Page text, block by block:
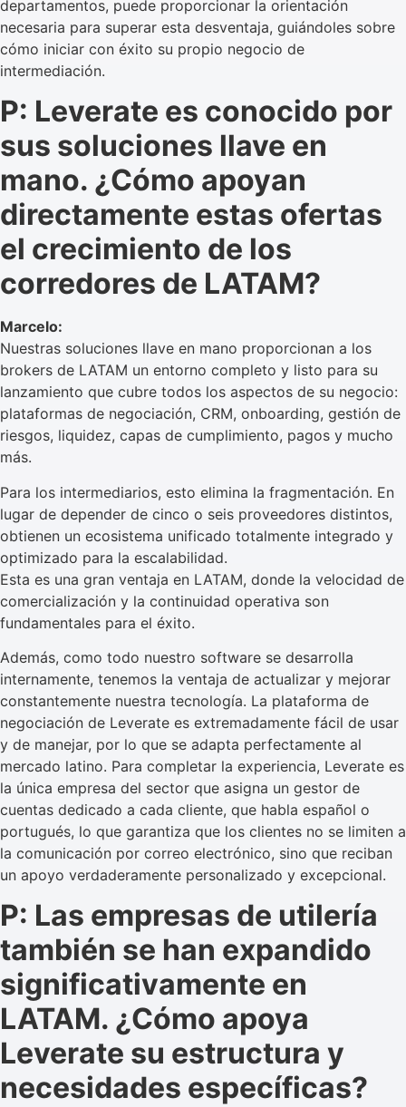
departamentos, puede proporcionar la orientación
necesaria para superar esta desventaja, guiándoles sobre
cómo iniciar con éxito su propio negocio de
intermediación.
P: Leverate es conocido por
sus soluciones llave en
mano. ¿Cómo apoyan
directamente estas ofertas
el crecimiento de los
corredores de LATAM?
Marcelo:
Nuestras soluciones llave en mano proporcionan a los
brokers de LATAM un entorno completo y listo para su
lanzamiento que cubre todos los aspectos de su negocio:
plataformas de negociación, CRM, onboarding, gestión de
riesgos, liquidez, capas de cumplimiento, pagos y mucho
más.
Para los intermediarios, esto elimina la fragmentación. En
lugar de depender de cinco o seis proveedores distintos,
obtienen un ecosistema unificado totalmente integrado y
optimizado para la escalabilidad.
Esta es una gran ventaja en LATAM, donde la velocidad de
comercialización y la continuidad operativa son
fundamentales para el éxito.
Además, como todo nuestro software se desarrolla
internamente, tenemos la ventaja de actualizar y mejorar
constantemente nuestra tecnología. La plataforma de
negociación de Leverate es extremadamente fácil de usar
y de manejar, por lo que se adapta perfectamente al
mercado latino. Para completar la experiencia, Leverate es
la única empresa del sector que asigna un gestor de
cuentas dedicado a cada cliente, que habla español o
portugués, lo que garantiza que los clientes no se limiten a
la comunicación por correo electrónico, sino que reciban
un apoyo verdaderamente personalizado y excepcional.
P: Las empresas de utilería
también se han expandido
significativamente en
LATAM. ¿Cómo apoya
Leverate su estructura y
necesidades específicas?